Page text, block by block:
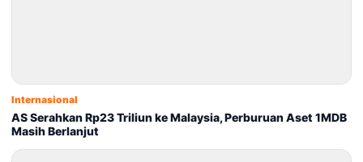
Internasional
AS Serahkan Rp23 Triliun ke Malaysia, Perburuan Aset 1MDB
Masih Berlanjut